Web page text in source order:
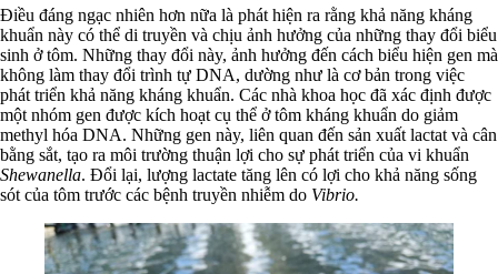
Điều đáng ngạc nhiên hơn nữa là phát hiện ra rằng khả năng kháng
khuẩn này có thể di truyền và chịu ảnh hưởng của những thay đổi biểu
sinh ở tôm. Những thay đổi này, ảnh hưởng đến cách biểu hiện gen mà
không làm thay đổi trình tự DNA, dường như là cơ bản trong việc
phát triển khả năng kháng khuẩn. Các nhà khoa học đã xác định được
một nhóm gen được kích hoạt cụ thể ở tôm kháng khuẩn do giảm
methyl hóa DNA. Những gen này, liên quan đến sản xuất lactat và cân
bằng sắt, tạo ra môi trường thuận lợi cho sự phát triển của vi khuẩn
Shewanella. Đổi lại, lượng lactate tăng lên có lợi cho khả năng sống
sót của tôm trước các bệnh truyền nhiễm do Vibrio.